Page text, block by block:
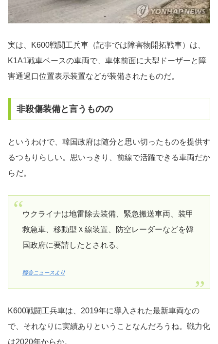
実は、K600戦闘工兵車（記事では障害物開拓戦車）は、
K1A1戦車ベースの車両で、車体前面に大型ドーザーと障
害通過口位置表示装置などが装備されたものだ。
非殺傷装備と言うものの
というわけで、韓国政府は随分と思い切ったものを提供す
るつもりらしい。思いっきり、前線で活躍できる車両だか
らだ。
ウクライナは地雷除去装備、緊急搬送車両、装甲
救急車、移動型Ｘ線装置、防空レーダーなどを韓
国政府に要請したとされる。
聯合ニュースより
K600戦闘工兵車は、2019年に導入された最新車両なの
で、それなりに実績ありということなんだろうね。戦力化
は2020年からか。